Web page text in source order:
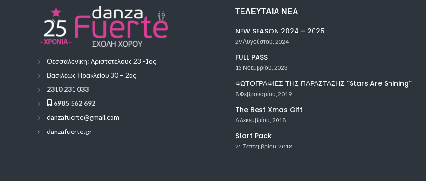
Θεσσαλονίκη: Αριστοτέλους 23 -1ος
Βασιλέως Ηρακλείου 30 – 2ος
2310 231 033
6985 562 692
danzafuerte@gmail.com
danzafuerte.gr
ΤΕΛΕΥΤΑΊΑ ΝΈΑ
NEW SEASON 2024 – 2025
29 Αυγούστου, 2024
FULL PASS
13 Νοεμβρίου, 2023
ΦΩΤΟΓΡΑΦΙΕΣ ΤΗΣ ΠΑΡΑΣΤΑΣΗΣ ”Stars Are Shining”
8 Φεβρουαρίου, 2019
The Best Xmas Gift
6 Δεκεμβρίου, 2018
Start Pack
25 Σεπτεμβρίου, 2018